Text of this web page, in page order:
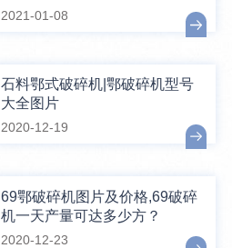
电机？
2021-01-08
石料鄂式破碎机|鄂破碎机型号
大全图片
2020-12-19
69鄂破碎机图片及价格,69破碎
机一天产量可达多少方？
2020-12-23